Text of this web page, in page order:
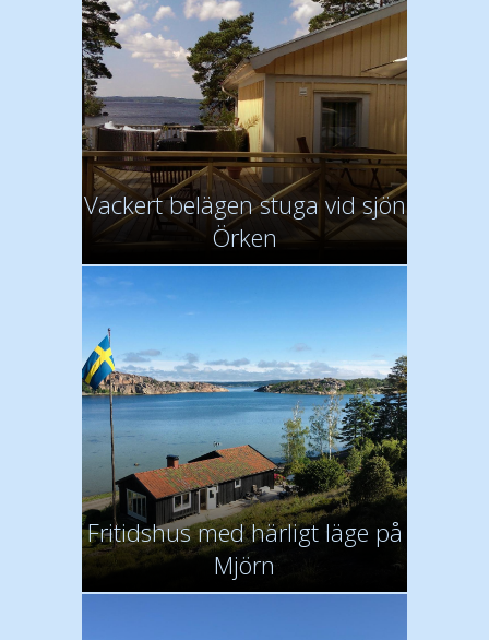
Vackert belägen stuga vid sjön
Örken
Fritidshus med härligt läge på
Mjörn